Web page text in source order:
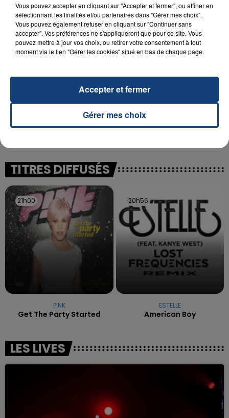
Un homme s'est immolé par le feu après avoir
aspergé sa compagne et leur bébé de trois mois
d'un liquide inflammable.
20 juillet 2026
UNE ADOLESCENTE DEVANT SE FAIRE
OPÉRER DE LA CHEVILLE RESSORT DE LA...
reconnu sa responsabilité et présenté ses
excuses.
TITRES DIFFUSÉS
21h00
21h00
P!NK
Get The Party Started
20h56
20h56
ESTELLE
American Boy
LES LIVES
Vous pouvez accepter en cliquant sur "Accepter et fermer", ou affiner en
sélectionnant les finalités et/ou partenaires dans "Gérer mes choix".
Vous pouvez également refuser en cliquant sur "Continuer sans
accepter". Vos préférences ne s'appliqueront que pour ce site. Vous
pouvez mettre à jour vos choix, ou retirer votre consentement à tout
moment via le lien "Gérer les cookies" situé en bas de chaque page.
Gérer mes choix
Accepter et fermer